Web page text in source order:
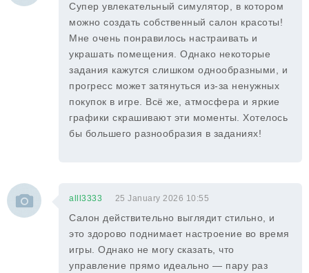
Супер увлекательный симулятор, в котором
можно создать собственный салон красоты!
Мне очень понравилось настраивать и
украшать помещения. Однако некоторые
задания кажутся слишком однообразными, и
прогресс может затянуться из-за ненужных
покупок в игре. Всё же, атмосфера и яркие
графики скрашивают эти моменты. Хотелось
бы большего разнообразия в заданиях!
alll3333 25 January 2026 10:55
Салон действительно выглядит стильно, и
это здорово поднимает настроение во время
игры. Однако не могу сказать, что
управление прямо идеально — пару раз